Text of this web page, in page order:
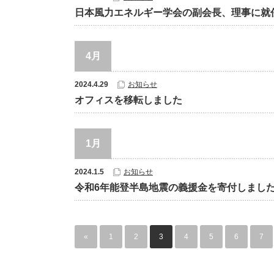
日本風力エネルギー学会の副会長、理事に就
4月
2024.4.29 お知らせ
オフィスを移転しました
1月
2024.1.5 お知らせ
令和6年能登半島地震の義援金を寄付しまし
« 1 2 3 4 5 6 7